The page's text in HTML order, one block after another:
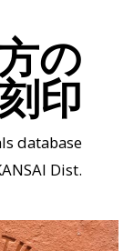
の
印
database
Dist.